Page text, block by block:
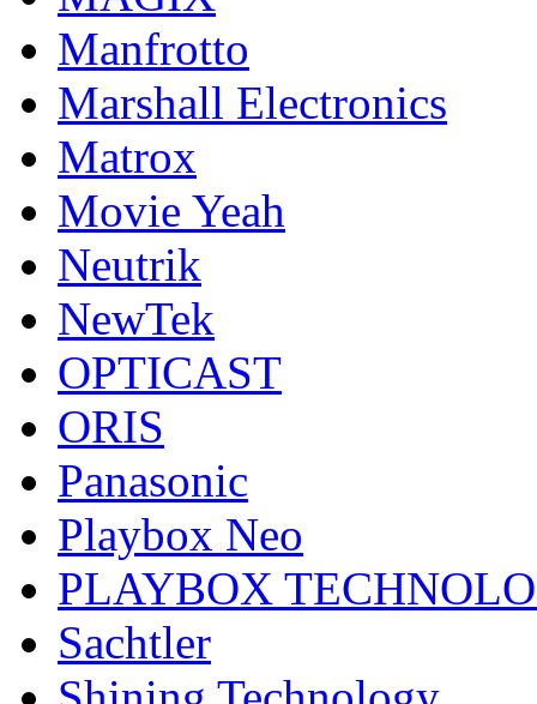
Manfrotto
Marshall Electronics
Matrox
Movie Yeah
Neutrik
NewTek
OPTICAST
ORIS
Panasonic
Playbox Neo
PLAYBOX
Sachtler